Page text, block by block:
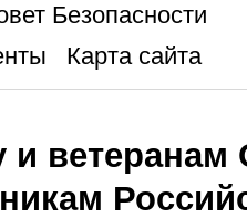
Безопасности
Карта сайта
и